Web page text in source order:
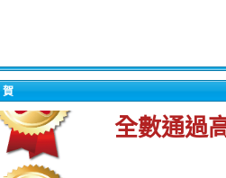
賀
恭賀本系 大
全數通過